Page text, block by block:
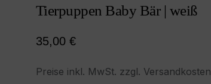
Tierpuppen Baby Bär | weiß
Regulärer Preis:
35,00 €
Preise inkl. MwSt. zzgl. Versandkosten